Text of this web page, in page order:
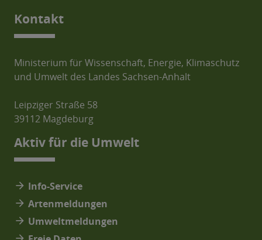
Kontakt
Ministerium für Wissenschaft, Energie, Klimaschutz
und Umwelt des Landes Sachsen-Anhalt
Leipziger Straße 58
39112 Magdeburg
Aktiv für die Umwelt
arrow_forward Info-Service
arrow_forward Artenmeldungen
arrow_forward Umweltmeldungen